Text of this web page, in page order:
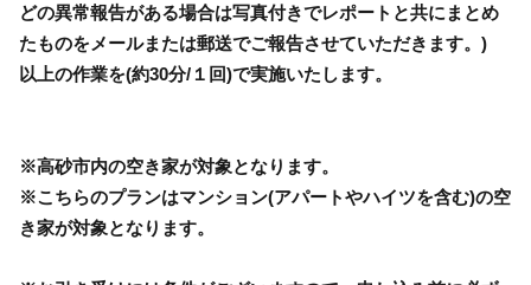
どの異常報告がある場合は写真付きでレポートと共にまとめ
たものをメールまたは郵送でご報告させていただきます。)
以上の作業を(約30分/１回)で実施いたします。
※高砂市内の空き家が対象となります。
※こちらのプランはマンション(アパートやハイツを含む)の空
き家が対象となります。